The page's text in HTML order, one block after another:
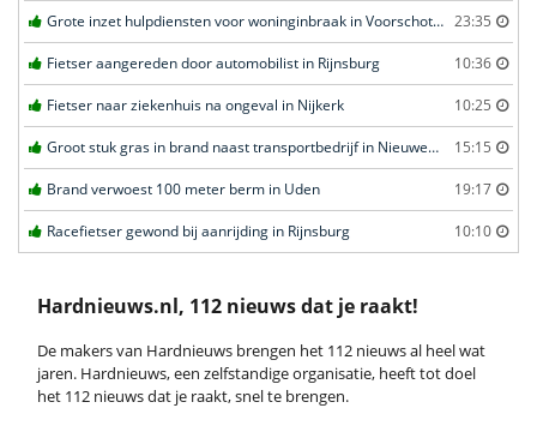
Grote inzet hulpdiensten voor woninginbraak in Voorschoten 23:35
Fietser aangereden door automobilist in Rijnsburg 10:36
Fietser naar ziekenhuis na ongeval in Nijkerk 10:25
Groot stuk gras in brand naast transportbedrijf in Nieuwegein 15:15
Brand verwoest 100 meter berm in Uden 19:17
Racefietser gewond bij aanrijding in Rijnsburg 10:10
Hardnieuws.nl, 112 nieuws dat je raakt!
De makers van Hardnieuws brengen het 112 nieuws al heel wat
jaren. Hardnieuws, een zelfstandige organisatie, heeft tot doel
het 112 nieuws dat je raakt, snel te brengen.